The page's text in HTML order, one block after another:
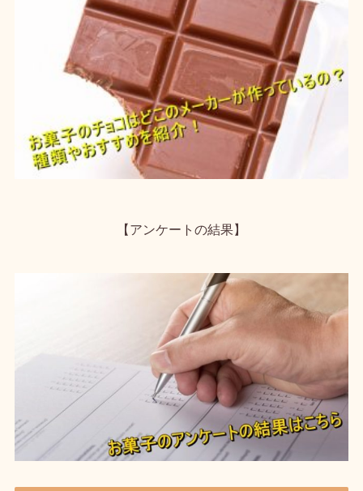
【アンケートの結果】